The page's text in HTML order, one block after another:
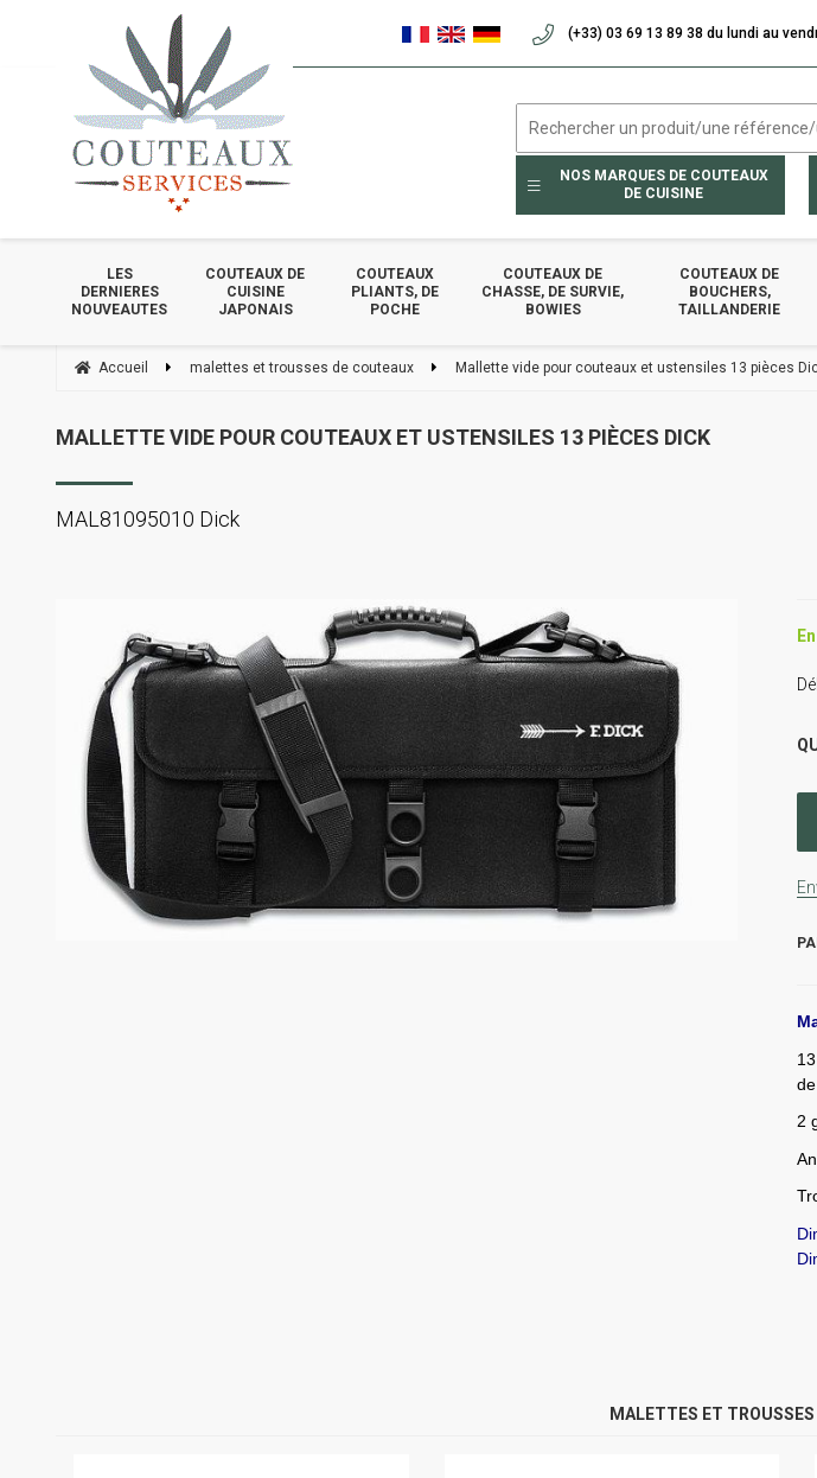
NOS MARQUES DE COUTEAUX
DE CUISINE
LES
DERNIERES
NOUVEAUTES
COUTEAUX DE
CUISINE
JAPONAIS
COUTEAUX
PLIANTS, DE
POCHE
COUTEAUX DE
CHASSE, DE SURVIE,
BOWIES
COUTEAUX DE
BOUCHERS,
TAILLANDERIE
Accueil malettes et trousses de couteaux Mallette vide pour couteaux et ustensiles 13 pièces
MALLETTE VIDE POUR COUTEAUX ET USTENSILES 13 PIÈCES DICK
MAL81095010 Dick
2
MALETTES ET
(+33) 03 69 13 89 38 du lundi au